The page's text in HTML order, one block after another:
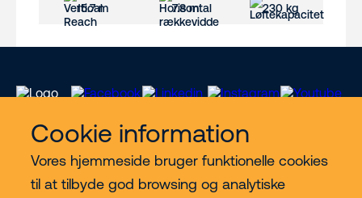
Cookie information
Vores hjemmeside bruger funktionelle cookies
til at tilbyde god browsing og analytiske
15.7 m 7.8 m 230 kg
Vores services